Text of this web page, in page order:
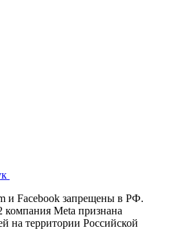
и Facebook запрещены в РФ.
компания Meta признана
на территории Российской